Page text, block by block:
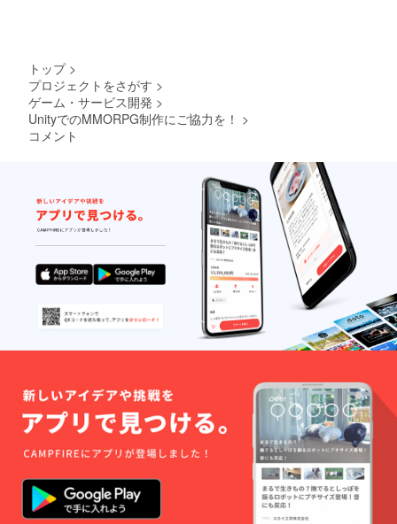
武器/防
具強化
に必要
な素材
は、強
化失敗
時にも
消費さ
れま
す。
は1回の
みとさ
せてい
ただき
ます。
※支援
時、必
ず備考
欄にご
希望の
お名前
をご記
入くだ
さい。
合は
CAMPF
IREの
ユー
ザー名
いたし
ます。
ご了承
くださ
ローズβ
テス
ト）」
は複数
回実施
予定で
す。 ス
ポン
サー/
ビッグ
スポン
サー
コース
の方は
可能で
すが、
超応援/
超絶応
援コー
スの方
は1回の
みとさ
せてい
ただき
トップ >
プロジェクトをさがす >
ゲーム・サービス開発 >
UnityでのMMORPG制作にご協力を！ >
コメント